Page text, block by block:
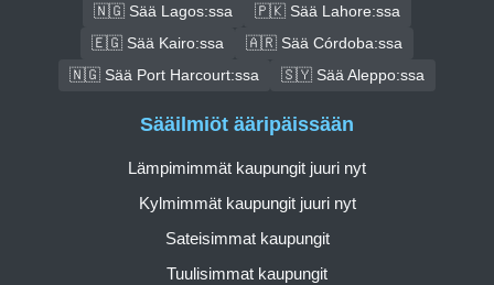
🇳🇬 Sää Lagos:ssa
🇵🇰 Sää Lahore:ssa
🇪🇬 Sää Kairo:ssa
🇦🇷 Sää Córdoba:ssa
🇳🇬 Sää Port Harcourt:ssa
🇸🇾 Sää Aleppo:ssa
Sääilmiöt ääripäissään
Lämpimimmät kaupungit juuri nyt
Kylmimmät kaupungit juuri nyt
Sateisimmat kaupungit
Tuulisimmat kaupungit